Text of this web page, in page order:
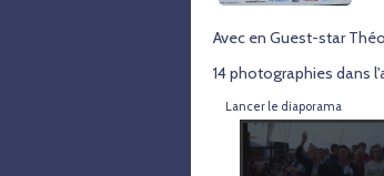
Avec en Guest-star
14 photographies dans
Lancer le diaporama